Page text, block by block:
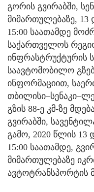
გორის გვირაბში,
მიმართულებაზე, 13
15:00 საათამდე
საქართველოს
ინფრასტრუქტურის
საავტომობილო
ინფორმაციით,
გზის 88-ე კმ-ზე
გვირაბში,
გამო, 2020 წლის 13
15:00 საათამდე,
მიმართულებაზე
ავტოტრანსპორტის